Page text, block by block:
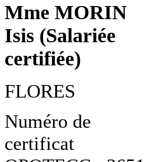
Mme MORIN
Isis (Salariée
certifiée)
FLORES
Numéro de
certificat